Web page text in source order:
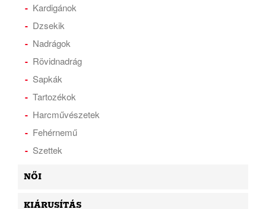
Kardigánok
Dzsekik
Nadrágok
Rövidnadrág
Sapkák
Tartozékok
Harcművészetek
Fehérnemű
Szettek
NŐI
KIÁRUSÍTÁS